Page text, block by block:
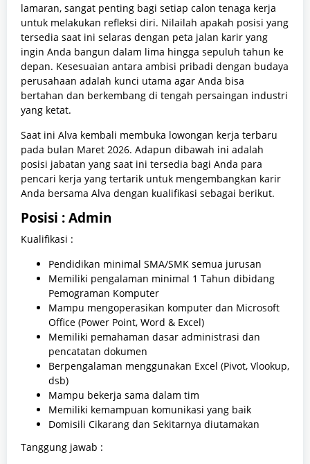
lamaran, sangat penting bagi setiap calon tenaga kerja
untuk melakukan refleksi diri. Nilailah apakah posisi yang
tersedia saat ini selaras dengan peta jalan karir yang
ingin Anda bangun dalam lima hingga sepuluh tahun ke
depan. Kesesuaian antara ambisi pribadi dengan budaya
perusahaan adalah kunci utama agar Anda bisa
bertahan dan berkembang di tengah persaingan industri
yang ketat.
Saat ini Alva kembali membuka lowongan kerja terbaru
pada bulan Maret 2026. Adapun dibawah ini adalah
posisi jabatan yang saat ini tersedia bagi Anda para
pencari kerja yang tertarik untuk mengembangkan karir
Anda bersama Alva dengan kualifikasi sebagai berikut.
Posisi : Admin
Kualifikasi :
Pendidikan minimal SMA/SMK semua jurusan
Memiliki pengalaman minimal 1 Tahun dibidang
Pemograman Komputer
Mampu mengoperasikan komputer dan Microsoft
Office (Power Point, Word & Excel)
Memiliki pemahaman dasar administrasi dan
pencatatan dokumen
Berpengalaman menggunakan Excel (Pivot, Vlookup,
dsb)
Mampu bekerja sama dalam tim
Memiliki kemampuan komunikasi yang baik
Domisili Cikarang dan Sekitarnya diutamakan
Tanggung jawab :